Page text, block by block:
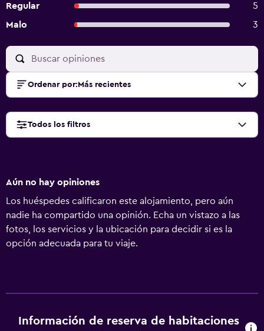
Regular
5
Malo
3
Ordenar por: Más recientes
Todos los filtros
Aún no hay opiniones
Los huéspedes calificaron este alojamiento, pero aún
nadie ha compartido una opinión. Echa un vistazo a las
fotos, los servicios y la ubicación para decidir si es la
opción adecuada para tu viaje.
Información de reserva de habitaciones